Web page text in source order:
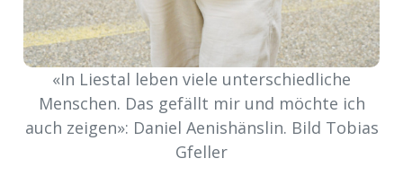
«In Liestal leben viele unterschiedliche
Menschen. Das gefällt mir und möchte ich
auch zeigen»: Daniel Aenishänslin. Bild Tobias
Gfeller